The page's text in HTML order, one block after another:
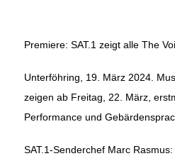
Premiere: SAT.1 zeigt alle The
Unterföhring, 19. März 2024.
zeigen ab Freitag, 22. März,
Performance und
SAT.1-Senderchef Marc
Beitragsnavigation